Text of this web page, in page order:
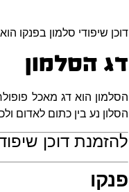
דוכן שיפודי סלמון בפנקו
דג הסלמון
הסלמון הוא דג מאכל
הסלון נע בין כתום לאדום
להזמנת דוכן
פנקו